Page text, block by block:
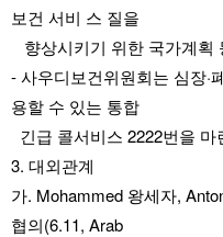
보건 서비 스 질을
향상시키기 위한 국가계획
- 사우디보건위원회는 심장·
용할 수 있는 통합
긴급 콜서비스 2222번을 마
3. 대외관계
가. Mohammed 왕세자,
협의(6.11, Arab